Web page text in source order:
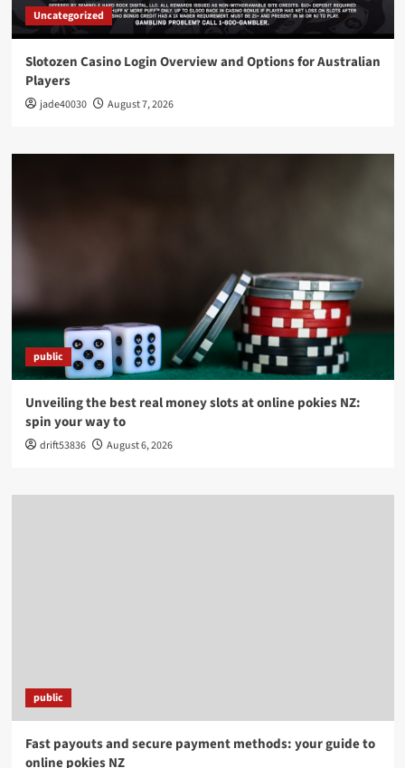
Uncategorized
Slotozen Casino Login Overview and Options for Australian
Players
jade40030 August 7, 2026
public
Unveiling the best real money slots at online pokies NZ:
spin your way to
drift53836 August 6, 2026
public
Fast payouts and secure payment methods: your guide to
online pokies NZ